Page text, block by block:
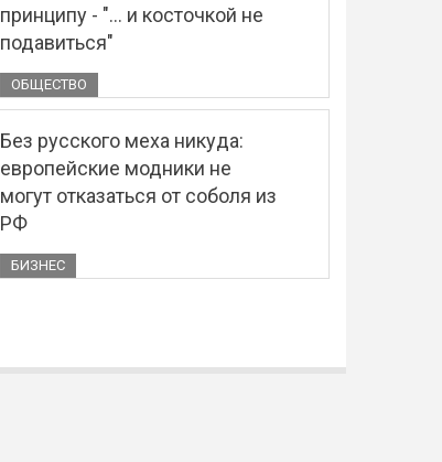
принципу - "... и косточкой не
подавиться"
ОБЩЕСТВО
Без русского меха никуда:
европейские модники не
могут отказаться от соболя из
РФ
БИЗНЕС